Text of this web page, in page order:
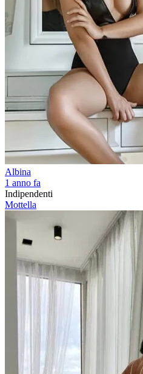
Albina
1 anno fa
Indipendenti
Mottella